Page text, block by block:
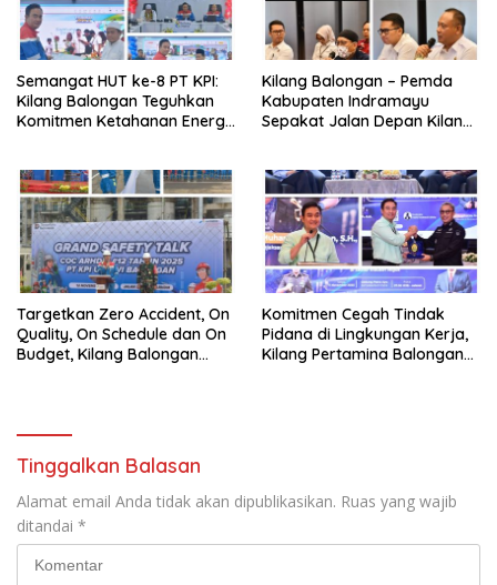
Semangat HUT ke-8 PT KPI:
Kilang Balongan Teguhkan
Komitmen Ketahanan Energi
Yayasan Pendidikan
Kilang Balongan – Pemda
Kabupaten Indramayu
Sepakat Jalan Depan Kilang
Sukaurip-Sukareja
Targetkan Zero Accident, On
Quality, On Schedule dan On
Budget, Kilang Balongan
Komitmen Cegah Tindak
Pidana di Lingkungan Kerja,
Kilang Pertamina Balongan
Tinggalkan Balasan
Alamat email Anda tidak akan dipublikasikan. Ruas yang wajib
ditandai *